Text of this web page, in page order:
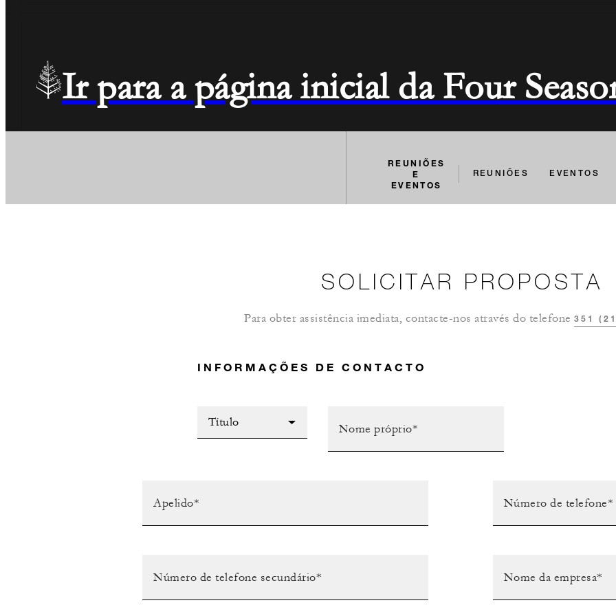
Ir para a página inicial da Four
REUNIÕES
E
EVENTOS
REUNIÕES EVENTOS
SOLICITAR PROPOSTA
Para obter assistência imediata, contacte-nos através do telefone 351
INFORMAÇÕES DE CONTACTO
Título